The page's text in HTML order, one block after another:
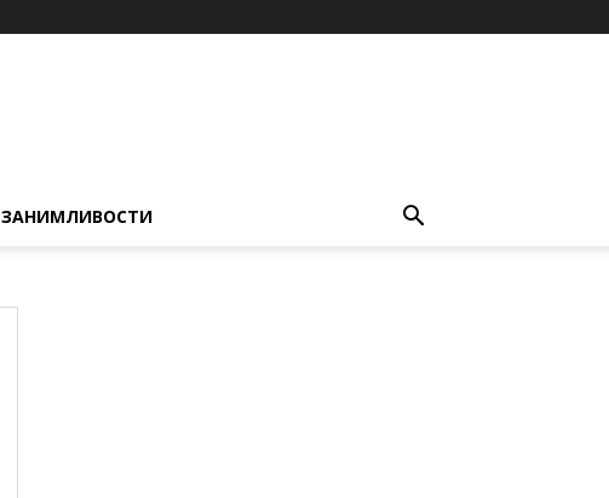
ЗАНИМЛИВОСТИ